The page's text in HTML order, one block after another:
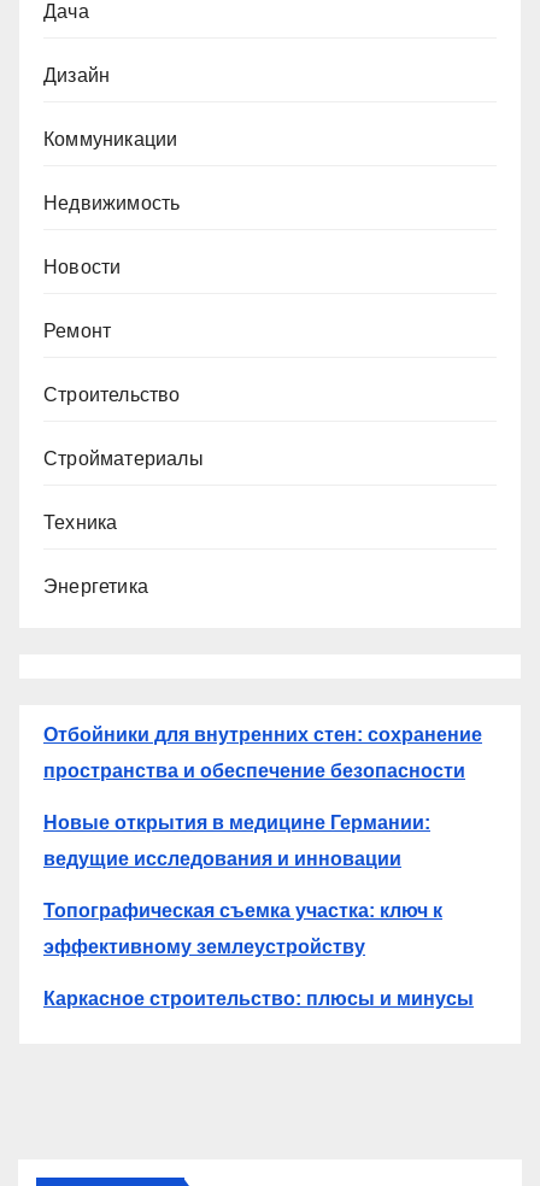
Дача
Дизайн
Коммуникации
Недвижимость
Новости
Ремонт
Строительство
Стройматериалы
Техника
Энергетика
Отбойники для внутренних стен: сохранение
пространства и обеспечение безопасности
Новые открытия в медицине Германии:
ведущие исследования и инновации
Топографическая съемка участка: ключ к
эффективному землеустройству
Каркасное строительство: плюсы и минусы